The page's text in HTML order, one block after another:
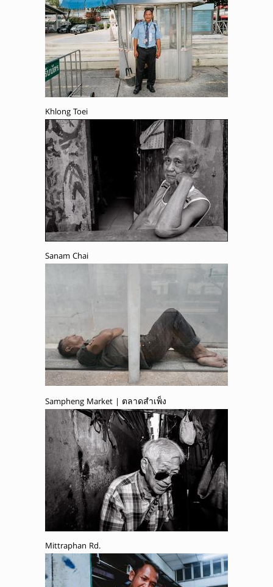
Khlong Toei
Sanam Chai
Sampheng Market | ตลาดสำเพ็ง
Mittraphan Rd.